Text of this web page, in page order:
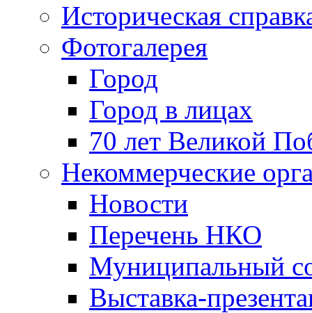
Историческая
Фотогалерея
Город
Город в лицах
70 лет Великой
Некоммерческие
Новости
Перечень НКО
Муниципальный
Выставка-